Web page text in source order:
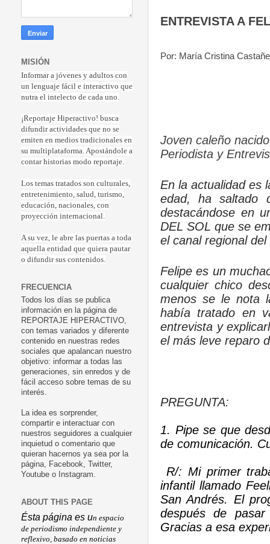
ENTREVISTA A
Por: María Cristina
Joven caleño
Periodista y
En la actualidad es
edad, ha saltado
destacándose en
DEL SOL que se
el canal regional
Felipe es un
cualquier chico
menos se le nota
había tratado en
entrevista y
el más leve reparo
PREGUNTA:
1. Pipe se que
de comunicación.
R/: Mi primer
infantil llamado
San Andrés. El
después de
Gracias a esa
MISIÓN
Informar a jóvenes y adultos con
un lenguaje fácil e interactivo que
nutra el intelecto de cada uno.
¡Reportaje Hiperactivo! busca
difundir actividades que no se
emiten en medios tradicionales en
su multiplataforma. Apostándole a
contar historias modo reportaje.
Los temas tratados son culturales,
entretenimiento, salud, turismo,
educación, nacionales, con
proyección internacional.
A su vez, le abre las puertas a toda
aquella entidad que quiera pautar
o difundir sus contenidos.
FRECUENCIA
Todos los días se publica
información en la página de
REPORTAJE HIPERACTIVO,
con temas variados y diferente
contenido en nuestras redes
sociales que apalancan nuestro
objetivo: informar a todas las
generaciones, sin enredos y de
fácil acceso sobre temas de su
interés.
La idea es sorprender,
compartir e interactuar con
nuestros seguidores a cualquier
inquietud o comentario que
quieran hacernos ya sea por la
página, Facebook, Twitter,
Youtube o Instagram.
ABOUT THIS PAGE
Ésta página es un espacio
de periodismo independiente y
reflexivo, basado en noticias